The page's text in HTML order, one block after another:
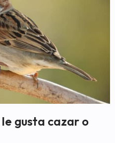
gusta cazar o